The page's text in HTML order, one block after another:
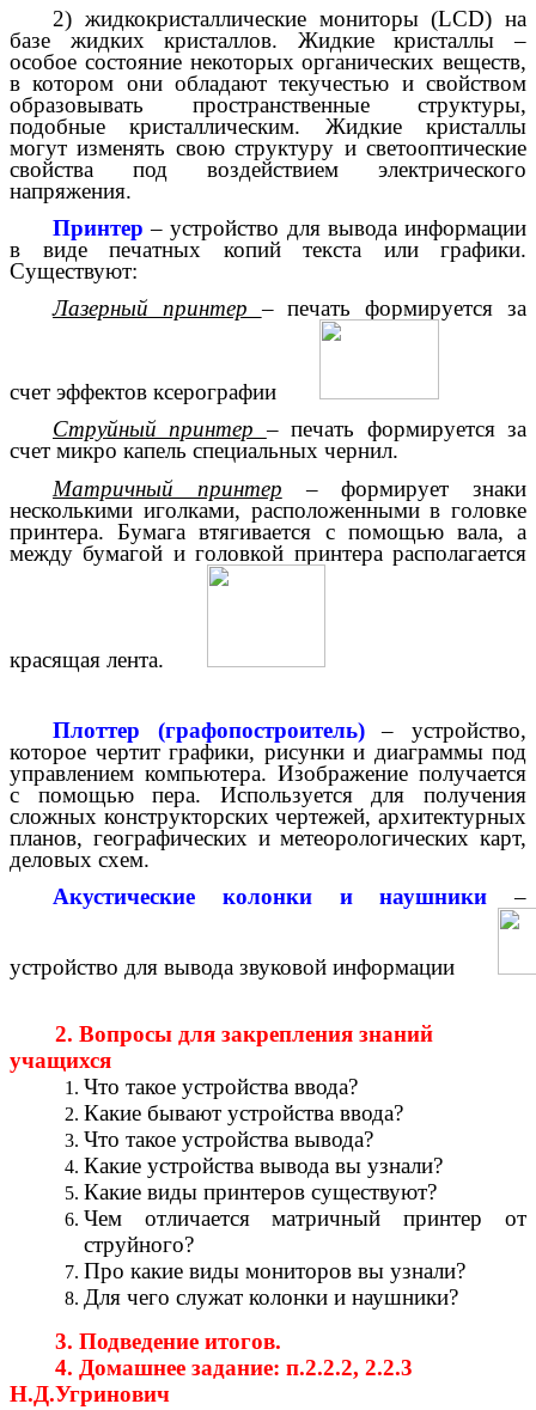
2) жидкокристаллические мониторы (LCD) на
базе жидких кристаллов. Жидкие кристаллы –
особое состояние некоторых органических веществ,
в котором они обладают текучестью и свойством
образовывать пространственные структуры,
подобные кристаллическим. Жидкие кристаллы
могут изменять свою структуру и светооптические
свойства под воздействием электрического
напряжения.
Принтер – устройство для вывода информации
в виде печатных копий текста или графики.
Существуют:
Лазерный принтер– печать формируется за
счет эффектов ксерографии
Струйный принтер– печать формируется за
счет микро капель специальных чернил.
Матричный принтер – формирует знаки
несколькими иголками, расположенными в головке
принтера. Бумага втягивается с помощью вала, а
между бумагой и головкой принтера располагается
красящая лента.
Плоттер (графопостроитель)
– устройство,
которое чертит графики, рисунки и диаграммы под
управлением компьютера. Изображение получается
с помощью пера. Используется для получения
сложных конструкторских чертежей, архитектурных
планов, географических и метеорологических карт,
деловых схем.
Акустические колонки и наушники –
устройство для вывода звуковой информации
2. Вопросы для закрепления знаний
учащихся
Что такое устройства ввода?
Какие бывают устройства ввода?
Что такое устройства вывода?
Какие устройства вывода вы узнали?
Какие виды принтеров существуют?
Чем отличается матричный принтер от
струйного?
Про какие виды мониторов вы узнали?
Для чего служат колонки и наушники?
3. Подведение итогов.
4. Домашнее задание: п.2.2.2, 2.2.3
Н.Д.Угринович